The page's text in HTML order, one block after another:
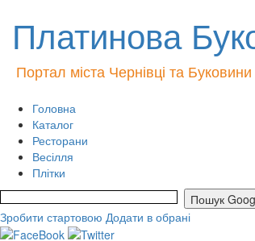
Платинова
Портал міста Чернівці та Буковини
Головна
Каталог
Ресторани
Весілля
Плітки
Зробити стартовою Додати в обрані